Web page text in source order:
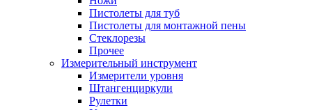
Пистолеты для туб
Пистолеты для монтажной пены
Стеклорезы
Прочее
Измерительный инструмент
Измерители уровня
Штангенциркули
Рулетки